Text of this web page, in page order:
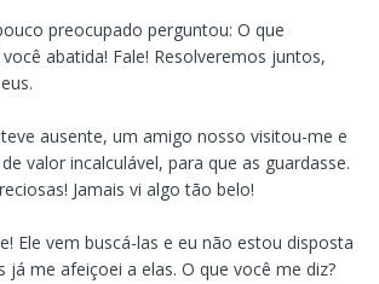
preocupado perguntou: O que
abatida! Fale! Resolveremos juntos,
ausente, um amigo nosso visitou-me e
valor incalculável, para que as guardasse.
Jamais vi algo tão belo!
Ele vem buscá-las e eu não estou disposta
já me afeiçoei a elas. O que você me diz?